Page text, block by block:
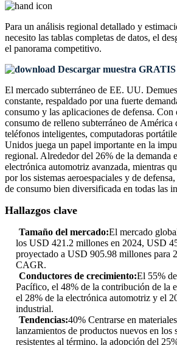
Para un análisis regional detallado y
necesito las tablas completas de datos, el
el panorama competitivo.
Descargar muestra GRATIS
El mercado subterráneo de EE. UU.
constante, respaldado por una fuerte
consumo y las aplicaciones de defensa. Con
consumo de relleno subterráneo de
teléfonos inteligentes, computadoras
Unidos juega un papel importante en la
regional. Alrededor del 26% de la demanda
electrónica automotriz avanzada, mientras
por los sistemas aeroespaciales y de
de consumo bien diversificada en todas las
Hallazgos clave
Tamaño del mercado:El mercado
los USD 421.2 millones en 2024, USD
proyectado a USD 905.98 millones para
CAGR.
Conductores de crecimiento:El 55%
Pacífico, el 48% de la contribución de la
el 28% de la electrónica automotriz y el
industrial.
Tendencias:40% Centrarse en
lanzamientos de productos nuevos en los
resistentes al término, la adopción del